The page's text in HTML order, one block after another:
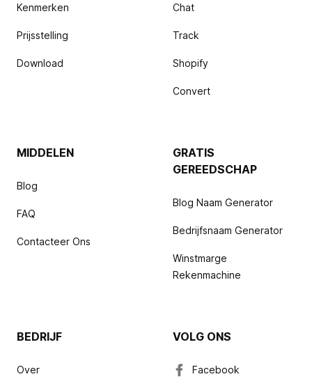
Kenmerken
Prijsstelling
Download
Chat
Track
Shopify
Convert
MIDDELEN
Blog
FAQ
Contacteer Ons
GRATIS
GEREEDSCHAP
Blog Naam Generator
Bedrijfsnaam Generator
Winstmarge
Rekenmachine
BEDRIJF
Over
VOLG ONS
Facebook